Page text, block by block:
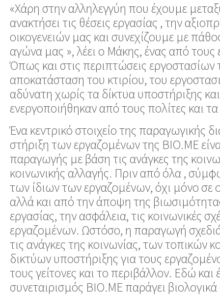
«Χάρη στην αλληλεγγύη που έχουμε
ανακτήσει τις θέσεις εργασίας , την
οικογενειών μας και συνεχίζουμε με
αγώνα μας », λέει ο Μάκης, ένας από
Όπως και στις περιπτώσεις εργοστασίων
αποκατάσταση του κτιρίου, του
αδύνατη χωρίς τα δίκτυα υποστήριξης
ενεργοποιήθηκαν από τους πολίτες και
Ένα κεντρικό στοιχείο της παραγωγικής
στήριξη των εργαζομένων της ΒΙΟ.ΜΕ
παραγωγής με βάση τις ανάγκες της
κοινωνικής αλλαγής. Πριν από όλα ,
των ίδιων των εργαζομένων, όχι μόνο σε
αλλά και από την άποψη της
εργασίας, την ασφάλεια, τις κοινωνικές
εργαζομένων. Ωστόσο, η παραγωγή
τις ανάγκες της κοινωνίας, των τοπικών
δικτύων υποστήριξης για τους
τους γείτονες και το περιβάλλον. Εδώ
συνεταιρισμός BIO.ME παράγει